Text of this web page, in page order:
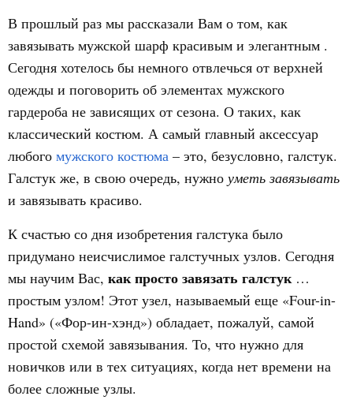
В прошлый раз мы рассказали Вам о том, как
завязывать мужской шарф красивым и элегантным .
Сегодня хотелось бы немного отвлечься от верхней
одежды и поговорить об элементах мужского
гардероба не зависящих от сезона. О таких, как
классический костюм. А самый главный аксессуар
любого мужского костюма – это, безусловно, галстук.
Галстук же, в свою очередь, нужно уметь завязывать
и завязывать красиво.
К счастью со дня изобретения галстука было
придумано неисчислимое галстучных узлов. Сегодня
мы научим Вас, как просто завязать галстук …
простым узлом! Этот узел, называемый еще «Four-in-
Hand» («Фор-ин-хэнд») обладает, пожалуй, самой
простой схемой завязывания. То, что нужно для
новичков или в тех ситуациях, когда нет времени на
более сложные узлы.